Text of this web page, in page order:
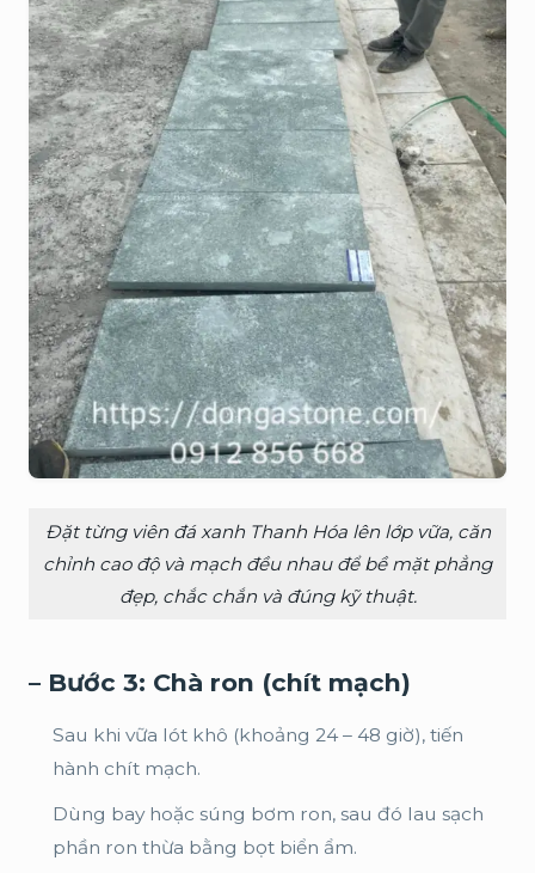
Đặt từng viên đá xanh Thanh Hóa lên lớp vữa, căn
chỉnh cao độ và mạch đều nhau để bề mặt phẳng
đẹp, chắc chắn và đúng kỹ thuật.
– Bước 3: Chà ron (chít mạch)
Sau khi vữa lót khô (khoảng 24 – 48 giờ), tiến
hành chít mạch.
Dùng bay hoặc súng bơm ron, sau đó lau sạch
phần ron thừa bằng bọt biển ẩm.